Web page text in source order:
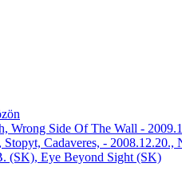
Wrong Side Of The Wall -
Cadaveres, - 2008.12.20.,
(SK), Eye Beyond Sight (SK)